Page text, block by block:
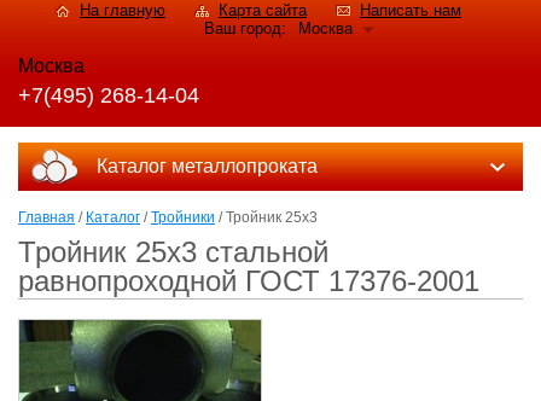
На главную Карта сайта
Написать нам
Ваш город:
Москва
Москва
+7(495) 268-14-04
Каталог металлопроката
Главная / Каталог /Тройники / Тройник 25х3
Тройник 25х3 стальной
равнопроходной ГОСТ 17376-2001